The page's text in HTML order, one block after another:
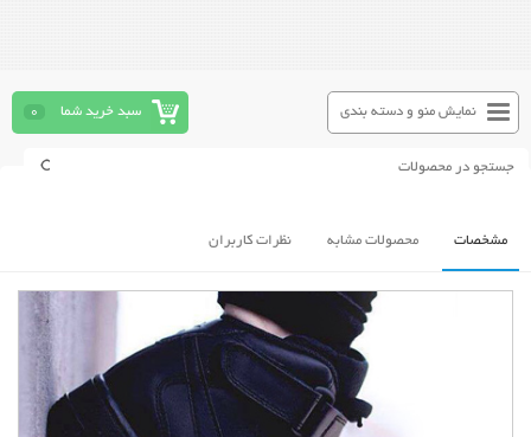
سبد خرید شما 0 نمایش منو و دسته بندی
مشخصات محصولات مشابه نظرات کاربران